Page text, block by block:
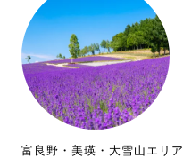
富良野・美瑛・大雪山エリ